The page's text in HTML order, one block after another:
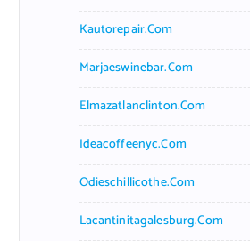
Kautorepair.com
Marjaeswinebar.com
Elmazatlanclinton.com
Ideacoffeenyc.com
Odieschillicothe.com
Lacantinitagalesburg.com